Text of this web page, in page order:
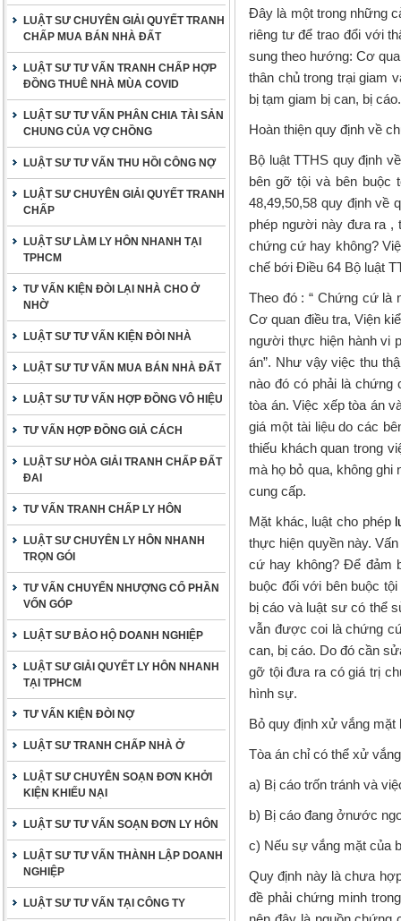
LUẬT SƯ CHUYÊN GIẢI QUYẾT TRANH
CHẤP MUA BÁN NHÀ ĐẤT
LUẬT SƯ TƯ VẤN TRANH CHẤP HỢP
ĐỒNG THUÊ NHÀ MÙA COVID
LUẬT SƯ TƯ VẤN PHÂN CHIA TÀI SẢN
CHUNG CỦA VỢ CHỒNG
LUẬT SƯ TƯ VẤN THU HỒI CÔNG NỢ
LUẬT SƯ CHUYÊN GIẢI QUYẾT TRANH
CHẤP
LUẬT SƯ LÀM LY HÔN NHANH TẠI
TPHCM
TƯ VẤN KIỆN ĐÒI LẠI NHÀ CHO Ở
NHỜ
LUẬT SƯ TƯ VẤN KIỆN ĐÒI NHÀ
LUẬT SƯ TƯ VẤN MUA BÁN NHÀ ĐẤT
LUẬT SƯ TƯ VẤN HỢP ĐỒNG VÔ HIỆU
TƯ VẤN HỢP ĐỒNG GIẢ CÁCH
LUẬT SƯ HÒA GIẢI TRANH CHẤP ĐẤT
ĐAI
TƯ VẤN TRANH CHẤP LY HÔN
LUẬT SƯ CHUYÊN LY HÔN NHANH
TRỌN GÓI
TƯ VẤN CHUYỂN NHƯỢNG CỔ PHẦN
VỐN GÓP
LUẬT SƯ BẢO HỘ DOANH NGHIỆP
LUẬT SƯ GIẢI QUYẾT LY HÔN NHANH
TẠI TPHCM
TƯ VẤN KIỆN ĐÒI NỢ
LUẬT SƯ TRANH CHẤP NHÀ Ở
LUẬT SƯ CHUYÊN SOẠN ĐƠN KHỞI
KIỆN KHIẾU NẠI
LUẬT SƯ TƯ VẤN SOẠN ĐƠN LY HÔN
LUẬT SƯ TƯ VẤN THÀNH LẬP DOANH
NGHIỆP
LUẬT SƯ TƯ VẤN TẠI CÔNG TY
Đây là một trong những
riêng tư để trao đổi với
sung theo hướng: Cơ
thân chủ trong trại giam
bị tạm giam bị can, bị cáo.
Hoàn thiện quy định về
Bộ luật TTHS quy định
bên gỡ tội và bên buộc
48,49,50,58 quy định về
phép người này đưa ra ,
chứng cứ hay không?
chế bới Điều 64 Bộ luật
Theo đó : “ Chứng cứ là
Cơ quan điều tra, Viện
người thực hiện hành vi
án”. Như vậy việc thu
nào đó có phải là chứng
tòa án. Việc xếp tòa án
giá một tài liệu do các
thiếu khách quan trong
mà họ bỏ qua, không
cung cấp.
Mặt khác, luật cho phép
thực hiện quyền này.
cứ hay không? Để đảm
buộc đối với bên buộc
bị cáo và luật sư có thể
vẫn được coi là chứng
can, bị cáo. Do đó cần
gỡ tội đưa ra có giá trị
hình sự.
Bỏ quy định xử vắng mặt
Tòa án chỉ có thể xử
a) Bị cáo trốn tránh và
b) Bị cáo đang ởnước
c) Nếu sự vắng mặt của
Quy định này là chưa
đề phải chứng minh